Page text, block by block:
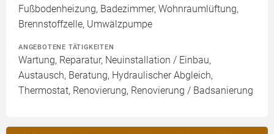
Fußbodenheizung, Badezimmer, Wohnraumlüftung,
Brennstoffzelle, Umwälzpumpe
ANGEBOTENE TÄTIGKEITEN
Wartung, Reparatur, Neuinstallation / Einbau,
Austausch, Beratung, Hydraulischer Abgleich,
Thermostat, Renovierung, Renovierung / Badsanierung